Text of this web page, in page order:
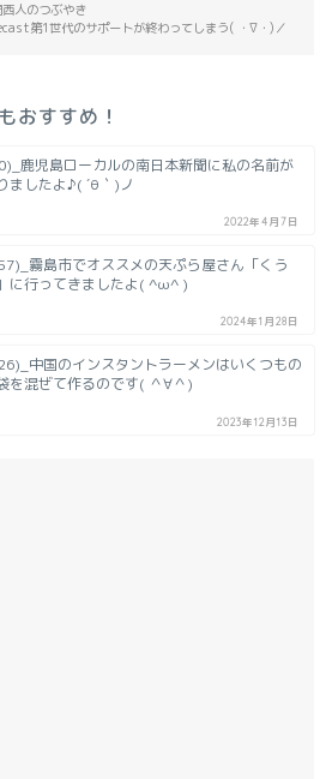
人のつぶやき
第1世代のサポートが終わってしまう( ・∇・)／
おすすめ！
鹿児島ローカルの南日本新聞に私の名前が
ましたよ♪( ´θ｀)ノ
2022年4月7日
霧島市でオススメの天ぷら屋さん「くう
に行ってきましたよ( ^ω^ )
2024年1月28日
中国のインスタントラーメンはいくつもの
を混ぜて作るのです( ＾∀＾)
2023年12月13日